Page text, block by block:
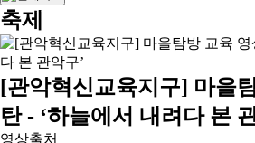
축제
[관악혁신교육지구] 마을
탄 - ‘하늘에서 내려다 본
영상출처